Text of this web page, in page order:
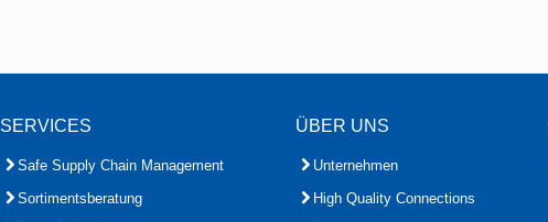
SERVICES
Safe Supply Chain Management
Sortimentsberatung
ÜBER UNS
Unternehmen
High Quality Connections